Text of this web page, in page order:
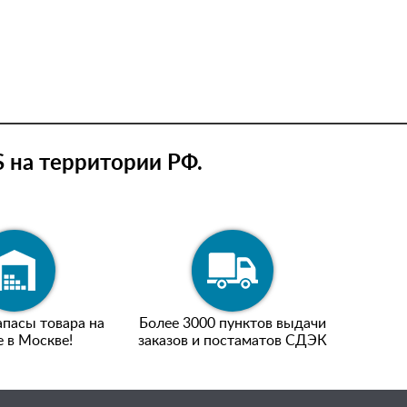
на территории РФ.
товара на
в Москве!
Более 3000 пунктов выдачи
заказов и постаматов СДЭК